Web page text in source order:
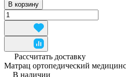
В корзину
Рассчитать доставку
Матрац ортопедический
В наличии